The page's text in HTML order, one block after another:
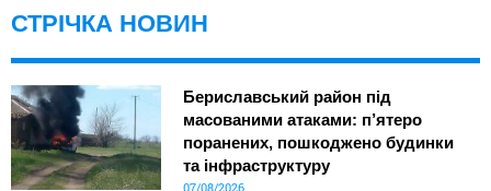
СТРІЧКА НОВИН
Бериславський район під
масованими атаками: п’ятеро
поранених, пошкоджено будинки
та інфраструктуру
07/08/2026